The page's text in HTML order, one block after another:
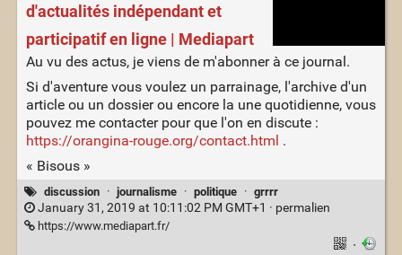
d'actualités indépendant et
participatif en ligne | Mediapart
Au vu des actus, je viens de m'abonner à ce journal.
Si d'aventure vous voulez un parrainage, l'archive d'un
article ou un dossier ou encore la une quotidienne, vous
pouvez me contacter pour que l'on en discute :
https://orangina-rouge.org/contact.html .
« Bisous »
discussion · journalisme · politique · grrrr
January 31, 2019 at 10:11:02 PM GMT+1 · permalien
https://www.mediapart.fr/
·